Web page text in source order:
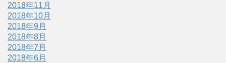
2018年11月
2018年10月
2018年9月
2018年8月
2018年7月
2018年6月